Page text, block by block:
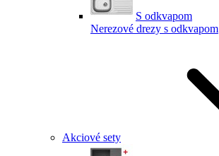
S odkvapom
Nerezové drezy s odkvapom
Akciové sety